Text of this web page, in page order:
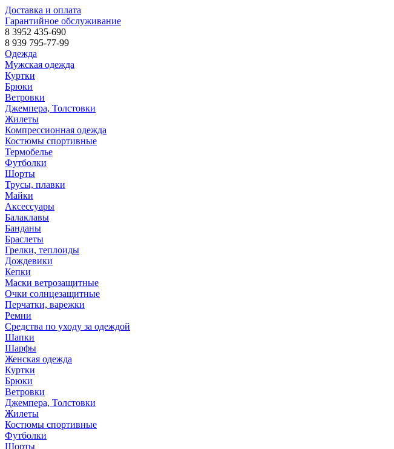
Доставка и оплата
Гарантийное обслуживание
8 3952 435-690
8 939 795-77-99
Одежда
Мужская одежда
Куртки
Брюки
Ветровки
Джемпера, Толстовки
Жилеты
Компрессионная одежда
Костюмы спортивные
Термобелье
Футболки
Шорты
Трусы, плавки
Майки
Аксессуары
Балаклавы
Банданы
Браслеты
Грелки, теплоиды
Дождевики
Кепки
Маски ветрозащитные
Очки солнцезащитные
Перчатки, варежки
Ремни
Средства по уходу за одеждой
Шапки
Шарфы
Женская одежда
Куртки
Брюки
Ветровки
Джемпера, Толстовки
Жилеты
Костюмы спортивные
Футболки
Шорты